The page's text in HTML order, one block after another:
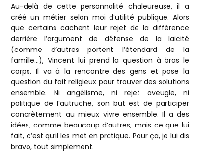
Au-delà de cette personnalité chaleureuse, il a
créé un métier selon moi d’utilité publique. Alors
que certains cachent leur rejet de la différence
derrière l’argument de défense de la laïcité
(comme d’autres portent l’étendard de la
famille…), Vincent lui prend la question à bras le
corps. Il va à la rencontre des gens et pose la
question du fait religieux pour trouver des solutions
ensemble. Ni angélisme, ni rejet aveugle, ni
politique de l’autruche, son but est de participer
concrètement au mieux vivre ensemble. Il a des
idées, comme beaucoup d’autres, mais ce que lui
fait, c’est qu’il les met en pratique. Pour ça, je lui dis
bravo, tout simplement.